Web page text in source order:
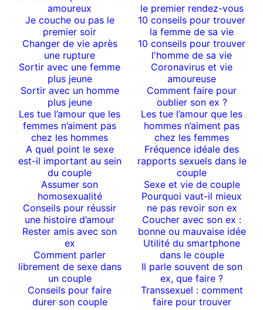
amoureux
Je couche ou pas le
premier soir
Changer de vie après
une rupture
Sortir avec une femme
plus jeune
Sortir avec un homme
plus jeune
Les tue l’amour que les
femmes n’aiment pas
chez les hommes
A quel point le sexe
est-il important au sein
du couple
Assumer son
homosexualité
Conseils pour réussir
une histoire d’amour
Rester amis avec son
ex
Comment parler
librement de sexe dans
un couple
Conseils pour faire
durer son couple
le premier rendez-vous
10 conseils pour trouver
la femme de sa vie
10 conseils pour trouver
l'homme de sa vie
Coronavirus et vie
amoureuse
Comment faire pour
oublier son ex ?
Les tue l’amour que les
hommes n’aiment pas
chez les femmes
Fréquence idéale des
rapports sexuels dans le
couple
Sexe et vie de couple
Pourquoi vaut-il mieux
ne pas revoir son ex
Coucher avec son ex :
bonne ou mauvaise idée
Utilité du smartphone
dans le couple
Il parle souvent de son
ex, que faire ?
Transsexuel : comment
faire pour trouver